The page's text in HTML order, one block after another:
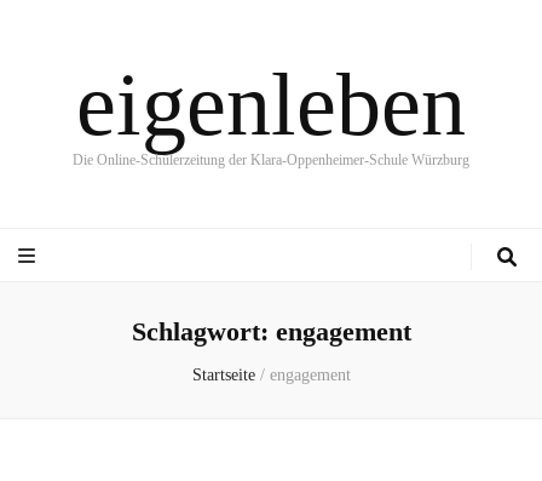
eigenleben
Die Online-Schülerzeitung der Klara-Oppenheimer-Schule Würzburg
Schlagwort: engagement
Startseite / engagement